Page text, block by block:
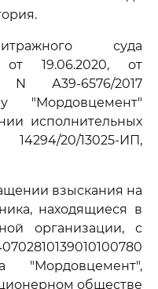
суда
19.06.2020, от
А39-6576/2017
"Мордовцемент"
исполнительных
20/13025-ИП,
взыскания на
находящиеся в
организации, с
"Мордовцемент",
обществе